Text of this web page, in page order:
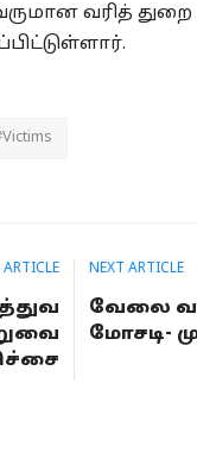
வரித்
ARTICLE NEXT ARTICLE
வேலை
மோசடி-